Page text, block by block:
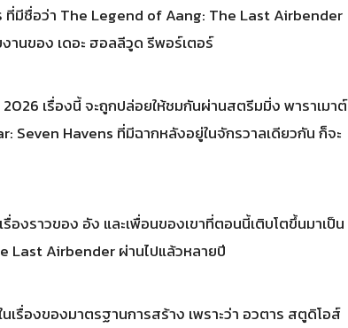
มีชื่อว่า The Legend of Aang: The Last Airbender
านของ เดอะ ฮอลลีวูด รีพอร์เตอร์
เรื่องนี้ จะถูกปล่อยให้ชมกันผ่านสตรีมมิ่ง พาราเมาต์
Seven Havens ที่มีฉากหลังอยู่ในจักรวาลเดียวกัน ก็จะ
งราวของ อัง และเพื่อนของเขาที่ตอนนี้เติบโตขึ้นมาเป็น
Last Airbender ผ่านไปแล้วหลายปี
รื่องของมาตรฐานการสร้าง เพราะว่า อวตาร สตูดิโอส์